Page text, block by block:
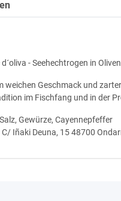
- Seehechtrogen in
weichen Geschmack und
im Fischfang und in der
Gewürze, Cayennepfeffer
Iñaki Deuna, 15 48700